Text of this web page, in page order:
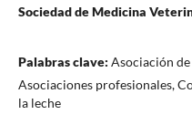
Sociedad de Medicina
Palabras clave: Asociación
Asociaciones profesionales,
la leche